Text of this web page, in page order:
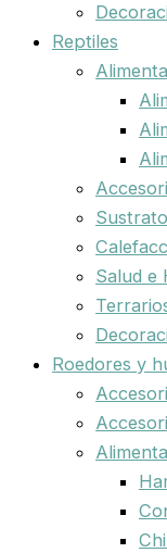
Reptiles
Salud e
Roedores y